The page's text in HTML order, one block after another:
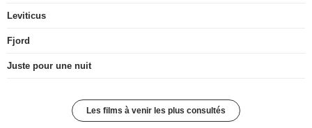
Leviticus
Fjord
Juste pour une nuit
Les films à venir les plus consultés